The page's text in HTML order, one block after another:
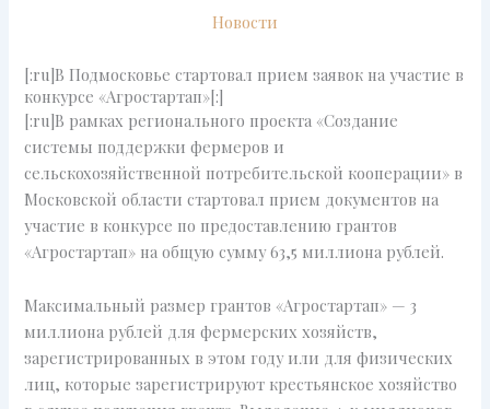
Новости
[:ru]В Подмосковье стартовал прием заявок на участие в
конкурсе «Агростартап»[:]
[:ru]В рамках регионального проекта «Создание
системы поддержки фермеров и
сельскохозяйственной потребительской кооперации» в
Московской области стартовал прием документов на
участие в конкурсе по предоставлению грантов
«Агростартап» на общую сумму 63,5 миллиона рублей.
Максимальный размер грантов «Агростартап» — 3
миллиона рублей для фермерских хозяйств,
зарегистрированных в этом году или для физических
лиц, которые зарегистрируют крестьянское хозяйство